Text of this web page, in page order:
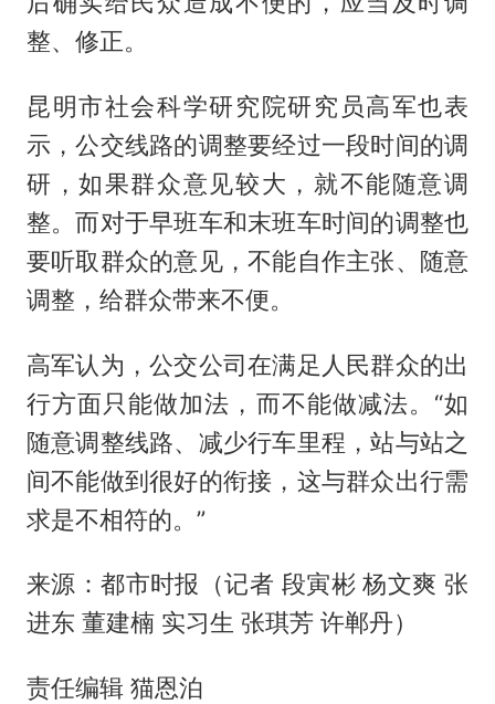
整、修正。
昆明市社会科学研究院研究员高军也表
示，公交线路的调整要经过一段时间的调
研，如果群众意见较大，就不能随意调
整。而对于早班车和末班车时间的调整也
要听取群众的意见，不能自作主张、随意
调整，给群众带来不便。
高军认为，公交公司在满足人民群众的出
行方面只能做加法，而不能做减法。“如
随意调整线路、减少行车里程，站与站之
间不能做到很好的衔接，这与群众出行需
求是不相符的。”
来源：都市时报（记者 段寅彬 杨文爽 张
进东 董建楠 实习生 张琪芳 许郸丹）
责任编辑 猫恩泊